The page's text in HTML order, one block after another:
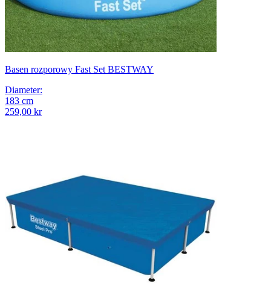
Basen rozporowy Fast Set BESTWAY
Diameter:
183 cm
259,00 kr